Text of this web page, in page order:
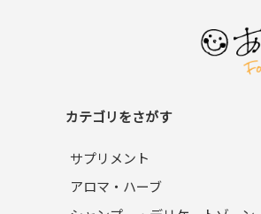
カテゴリをさがす
サプリメント
アロマ・ハーブ